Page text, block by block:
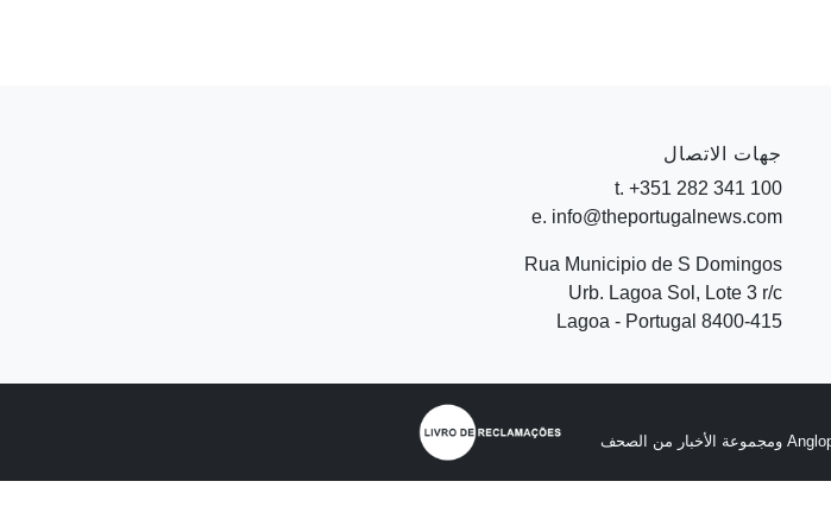
جهات الاتصال
t. +351 282 341 100
e. info@theportugalnews.com
Rua Municipio de S Domingos
Urb. Lagoa Sol, Lote 3 r/c
8400-415 Lagoa - Portugal